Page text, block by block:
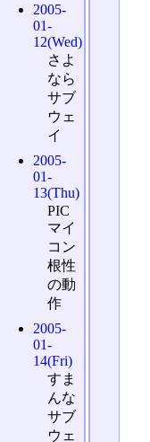
2005-
01-
12(Wed)
さよ
なら
サブ
ウェ
イ
2005-
01-
13(Thu)
PIC
マイ
コン
根性
の動
作
2005-
01-
14(Fri)
すま
んな
サブ
ウェ